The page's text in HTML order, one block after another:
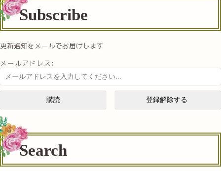
Subscribe
更新通知をメールでお届けします
メールアドレス:
Search